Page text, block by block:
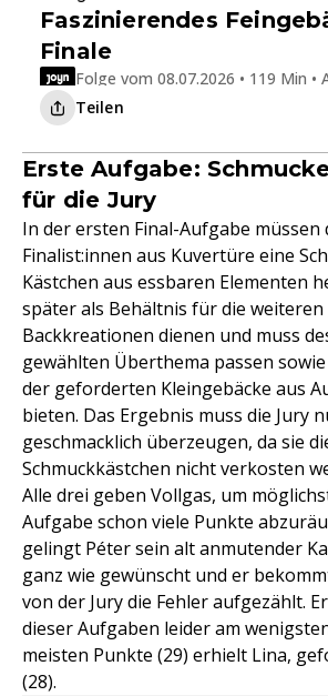
Faszinierendes
Finale
Folge vom 08.07.2026 • 119 Min •
Teilen
Erste Aufgabe:
für die Jury
In der ersten Final-Aufgabe müssen
Finalist:innen aus Kuvertüre eine
Kästchen aus essbaren Elementen
später als Behältnis für die
Backkreationen dienen und muss
gewählten Überthema passen
der geforderten Kleingebäcke aus
bieten. Das Ergebnis muss die Jury
geschmacklich überzeugen, da sie
Schmuckkästchen nicht verkosten
Alle drei geben Vollgas, um
Aufgabe schon viele Punkte
gelingt Péter sein alt anmutender
ganz wie gewünscht und er
von der Jury die Fehler aufgezählt.
dieser Aufgaben leider am
meisten Punkte (29) erhielt Lina,
(28).